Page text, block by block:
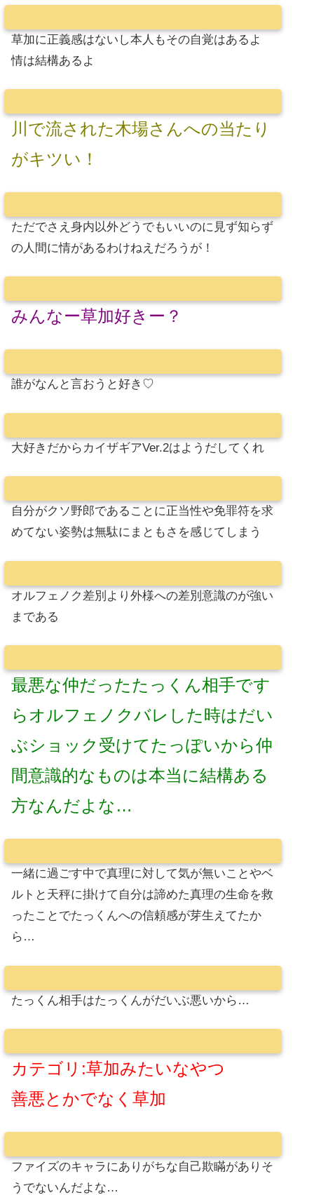
草加に正義感はないし本人もその自覚はあるよ
情は結構あるよ
川で流された木場さんへの当たり
がキツい！
ただでさえ身内以外どうでもいいのに見ず知らず
の人間に情があるわけねえだろうが！
みんなー草加好きー？
誰がなんと言おうと好き♡
大好きだからカイザギアVer.2はようだしてくれ
自分がクソ野郎であることに正当性や免罪符を求
めてない姿勢は無駄にまともさを感じてしまう
オルフェノク差別より外様への差別意識のが強い
まである
最悪な仲だったたっくん相手です
らオルフェノクバレした時はだい
ぶショック受けてたっぽいから仲
間意識的なものは本当に結構ある
方なんだよな…
一緒に過ごす中で真理に対して気が無いことやベ
ルトと天秤に掛けて自分は諦めた真理の生命を救
ったことでたっくんへの信頼感が芽生えてたか
ら…
たっくん相手はたっくんがだいぶ悪いから…
カテゴリ:草加みたいなやつ
善悪とかでなく草加
ファイズのキャラにありがちな自己欺瞞がありそ
うでないんだよな…